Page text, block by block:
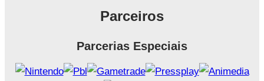
Parceiros
Parcerias Especiais